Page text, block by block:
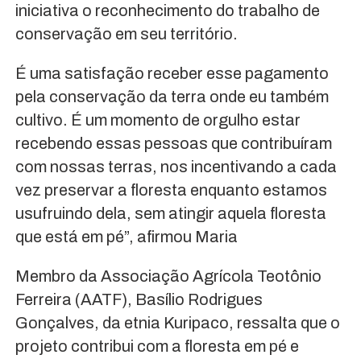
iniciativa o reconhecimento do trabalho de
conservação em seu território.
É uma satisfação receber esse pagamento
pela conservação da terra onde eu também
cultivo. É um momento de orgulho estar
recebendo essas pessoas que contribuíram
com nossas terras, nos incentivando a cada
vez preservar a floresta enquanto estamos
usufruindo dela, sem atingir aquela floresta
que está em pé”, afirmou Maria
Membro da Associação Agrícola Teotônio
Ferreira (AATF), Basílio Rodrigues
Gonçalves, da etnia Kuripaco, ressalta que o
projeto contribui com a floresta em pé e